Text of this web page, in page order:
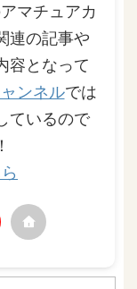
マチュアカ
連の記事や
容となって
ンネルでは
ているので